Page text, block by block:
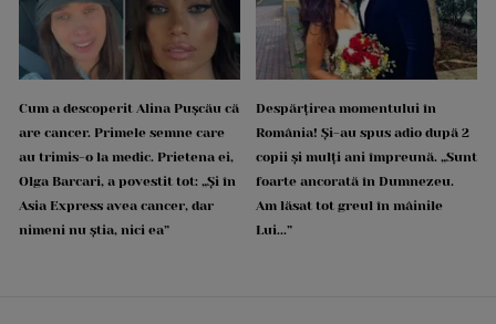
Cum a descoperit Alina Pușcău că
are cancer. Primele semne care
au trimis-o la medic. Prietena ei,
Olga Barcari, a povestit tot: „Și în
Asia Express avea cancer, dar
nimeni nu știa, nici ea”
Despărțirea momentului în
România! Și-au spus adio după 2
copii și mulți ani împreună. „Sunt
foarte ancorată în Dumnezeu.
Am lăsat tot greul în mâinile
Lui...”